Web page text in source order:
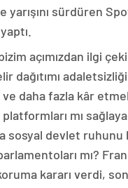
yarışını sürdüren
açımızdan ilgi
dağıtımı
ve daha fazla kâr
mı
sosyal devlet ruhunu
mı?
kararı verdi,